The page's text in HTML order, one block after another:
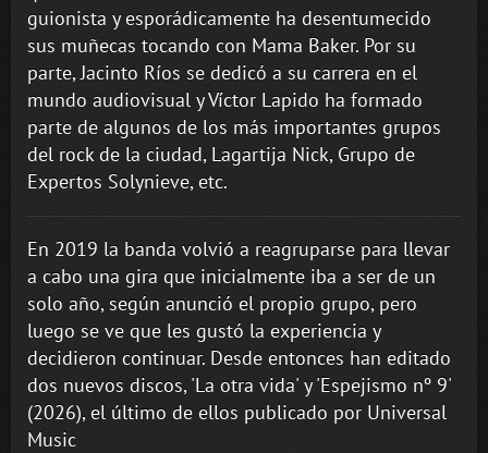
guionista y esporádicamente ha desentumecido
sus muñecas tocando con Mama Baker. Por su
parte, Jacinto Ríos se dedicó a su carrera en el
mundo audiovisual y Víctor Lapido ha formado
parte de algunos de los más importantes grupos
del rock de la ciudad, Lagartija Nick, Grupo de
Expertos Solynieve, etc.
En 2019 la banda volvió a reagruparse para llevar
a cabo una gira que inicialmente iba a ser de un
solo año, según anunció el propio grupo, pero
luego se ve que les gustó la experiencia y
decidieron continuar. Desde entonces han editado
dos nuevos discos, 'La otra vida' y 'Espejismo nº 9'
(2026), el último de ellos publicado por Universal
Music